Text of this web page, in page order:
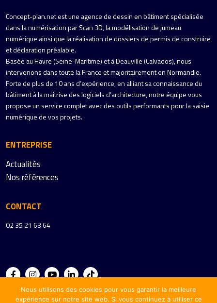
Concept-plan.net est une agence de dessin en bâtiment spécialisée
dans la numérisation par Scan 3D, la modélisation de jumeau
numérique ainsi que la réalisation de dossiers de permis de construire
et déclaration préalable.
Basée au Havre (Seine-Maritime) et à Deauville (Calvados), nous
intervenons dans toute la France et majoritairement en Normandie.
Forte de plus de 10 ans d’expérience, en alliant sa connaissance du
bâtiment à la maîtrise des logiciels d’architecture, notre équipe vous
propose un service complet avec des outils performants pour la saisie
numérique de vos projets.
ENTREPRISE
Actualités
Nos références
CONTACT
02 35 21 63 64
Nous utilisons des cookies pour vous garantir la meilleure
expérience sur notre site web. Si vous continuez à utiliser ce